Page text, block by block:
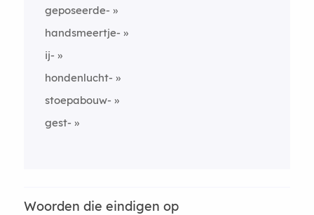
geposeerde-
handsmeertje-
ij-
hondenlucht-
stoepabouw-
gest-
Woorden die eindigen op